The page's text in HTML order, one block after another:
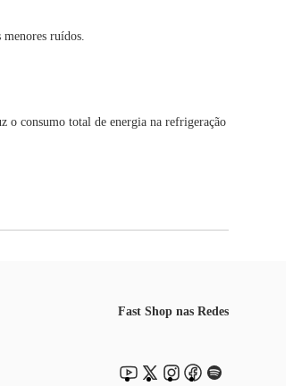
ruídos.
o consumo total de energia na refrigeração
Fast Shop nas Redes